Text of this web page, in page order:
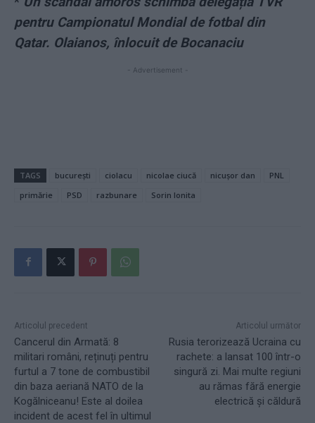
pentru Campionatul Mondial de fotbal din
Qatar. Olaianos, înlocuit de Bocanaciu
- Advertisement -
TAGS bucurești ciolacu nicolae ciucă nicușor dan
PNL
primărie
PSD razbunare Sorin Ionita
Articolul precedent
Cancerul din Armată: 8
militari români, reținuți pentru
furtul a 7 tone de combustibil
din baza aeriană NATO de la
Kogălniceanu! Este al doilea
incident de acest fel în ultimul
Articolul următor
Rusia terorizează Ucraina cu
rachete: a lansat 100 într-o
singură zi. Mai multe regiuni
au rămas fără energie
electrică și căldură